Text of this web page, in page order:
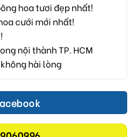
hoa tươi đẹp nhất!
cưới mới nhất!
nội thành TP. HCM
hài lòng